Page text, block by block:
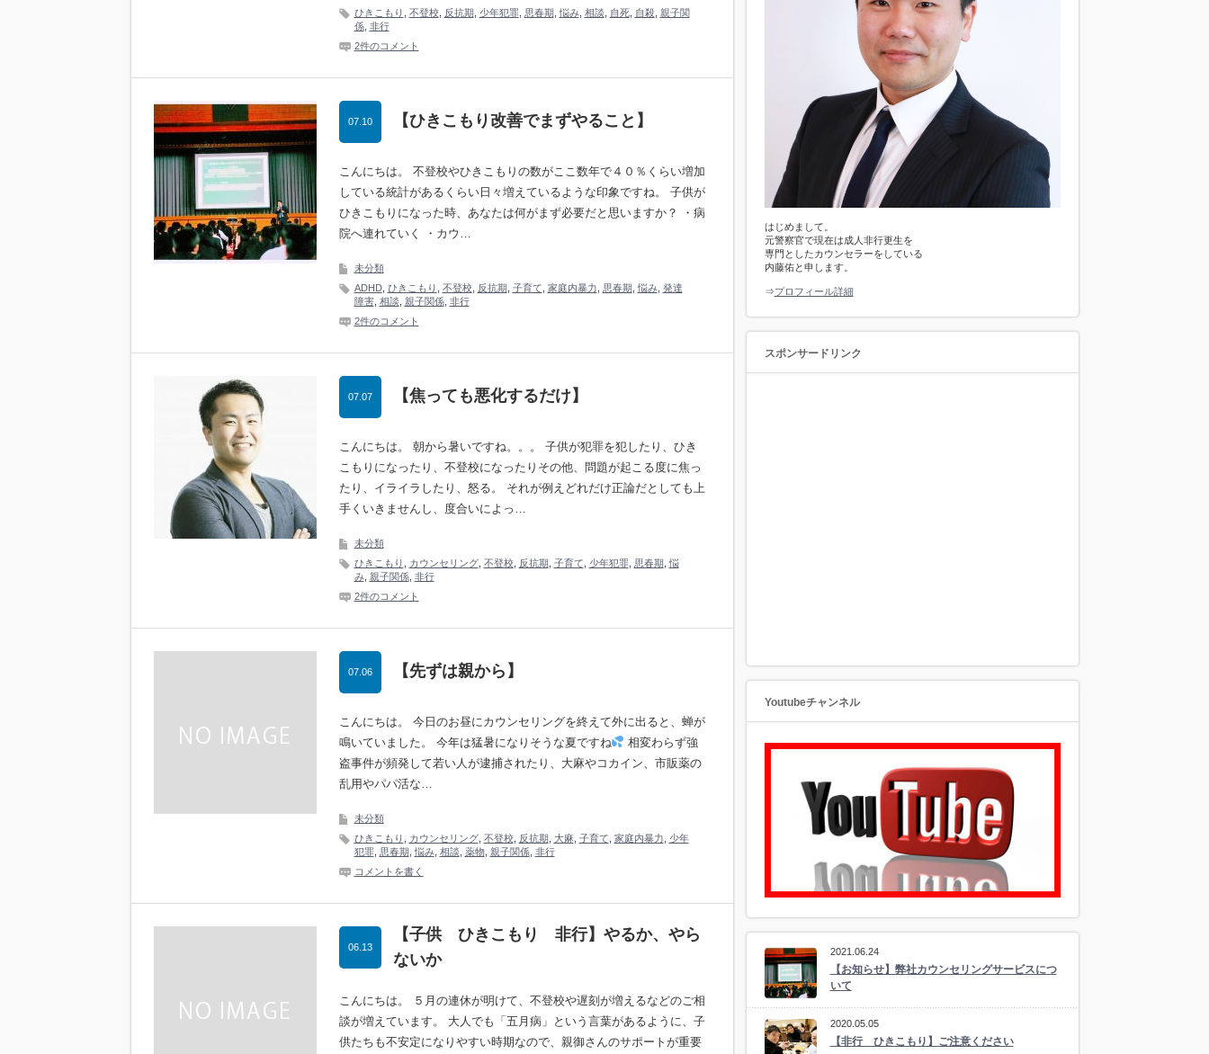
ひきこもり 不登校, 反抗期 少年犯罪, 思春期 悩み, 相談 自死, 自殺, 親子関
係, 非行
2件のコメント
【ひきこもり改善でまずやること】
07.10
こんにちは。 不登校やひきこもりの数がここ数年で４０％くらい増加
している統計があるくらい日々増えているような印象ですね。 子供が
ひきこもりになった時、あなたは何がまず必要だと思いますか？ ・病
院へ連れていく ・カウ…
未分類
ADHD, ひきこもり 不登校, 反抗期 子育て 家庭内暴力 思春期 悩み, 発達
障害, 相談 親子関係, 非行
2件のコメント
【焦っても悪化するだけ】
07.07
こんにちは。 朝から暑いですね。。。 子供が犯罪を犯したり、ひき
こもりになったり、不登校になったりその他、問題が起こる度に焦っ
たり、イライラしたり、怒る。 それが例えどれだけ正論だとしても上
手くいきませんし、度合いによっ…
未分類
ひきこもり
カウンセリング, 不登校, 反抗期 子育て 少年犯罪, 思春期 悩
み, 親子関係, 非行
2件のコメント
【先ずは親から】
07.06
こんにちは。 今日のお昼にカウンセリングを終えて外に出ると、蝉が
鳴いていました。 今年は猛暑になりそうな夏ですね
相変わらず強
盗事件が頻発して若い人が逮捕されたり、大麻やコカイン、市販薬の
乱用やパパ活な…
未分類
ひきこもり
カウンセリング, 不登校, 反抗期 大麻, 子育て 家庭内暴力
少年
犯罪, 思春期 悩み, 相談 薬物, 親子関係, 非行
コメントを書く
【子供 ひきこもり 非行】やるか、やら
ないか
06.13
こんにちは。 ５月の連休が明けて、不登校や遅刻が増えるなどのご相
談が増えています。 大人でも「五月病」という言葉があるように、子
供たちも不安定になりやすい時期なので、親御さんのサポートが重要
はじめまして。
元警察官で現在は成人非行更生を
専門としたカウンセラーをしている
内藤佑と申します。
⇒プロフィール詳細
スポンサードリンク
Youtubeチャンネル
2021.06.24
【お知らせ】弊社カウンセリングサービスにつ
いて
2020.05.05
【非行 ひきこもり】ご注意ください